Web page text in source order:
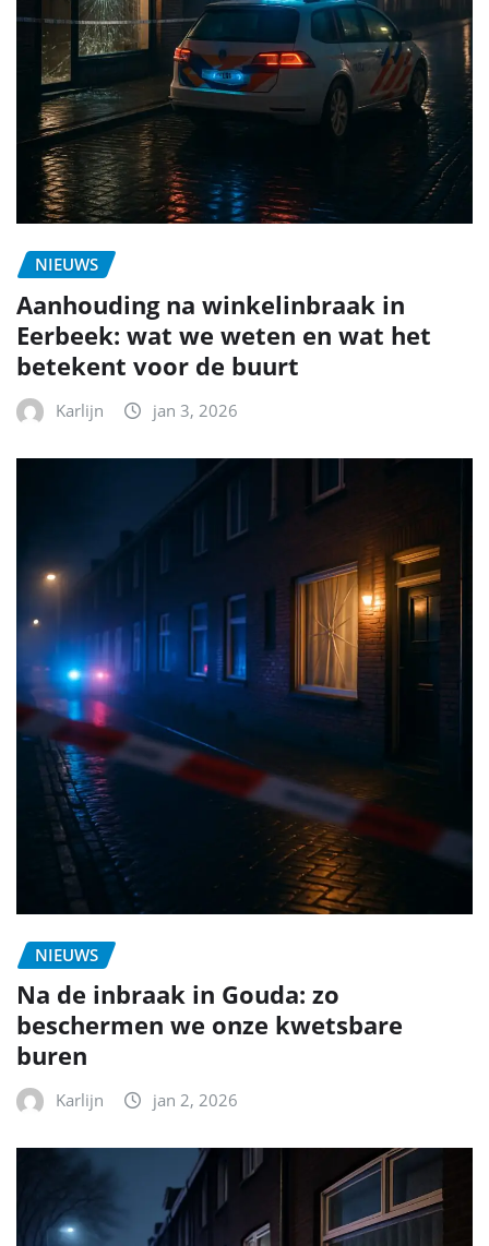
NIEUWS
Aanhouding na winkelinbraak in
Eerbeek: wat we weten en wat het
betekent voor de buurt
Karlijn jan 3, 2026
NIEUWS
Na de inbraak in Gouda: zo
beschermen we onze kwetsbare
buren
Karlijn jan 2, 2026